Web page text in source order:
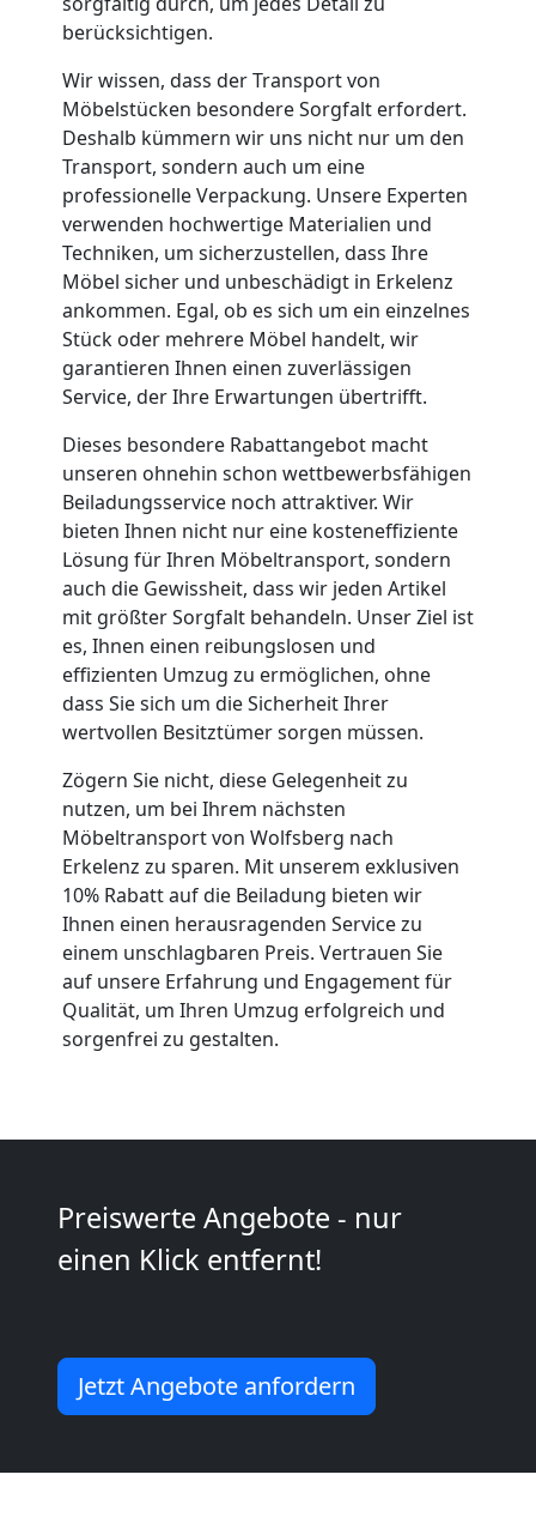
berücksichtigen.
Wir wissen, dass der Transport von
Möbelstücken besondere Sorgfalt erfordert.
Deshalb kümmern wir uns nicht nur um den
Transport, sondern auch um eine
professionelle Verpackung. Unsere Experten
verwenden hochwertige Materialien und
Techniken, um sicherzustellen, dass Ihre
Möbel sicher und unbeschädigt in Erkelenz
ankommen. Egal, ob es sich um ein einzelnes
Stück oder mehrere Möbel handelt, wir
garantieren Ihnen einen zuverlässigen
Service, der Ihre Erwartungen übertrifft.
Dieses besondere Rabattangebot macht
unseren ohnehin schon wettbewerbsfähigen
Beiladungsservice noch attraktiver. Wir
bieten Ihnen nicht nur eine kosteneffiziente
Lösung für Ihren Möbeltransport, sondern
auch die Gewissheit, dass wir jeden Artikel
mit größter Sorgfalt behandeln. Unser Ziel ist
es, Ihnen einen reibungslosen und
effizienten Umzug zu ermöglichen, ohne
dass Sie sich um die Sicherheit Ihrer
wertvollen Besitztümer sorgen müssen.
Zögern Sie nicht, diese Gelegenheit zu
nutzen, um bei Ihrem nächsten
Möbeltransport von Wolfsberg nach
Erkelenz zu sparen. Mit unserem exklusiven
10% Rabatt auf die Beiladung bieten wir
Ihnen einen herausragenden Service zu
einem unschlagbaren Preis. Vertrauen Sie
auf unsere Erfahrung und Engagement für
Qualität, um Ihren Umzug erfolgreich und
sorgenfrei zu gestalten.
Preiswerte Angebote - nur
einen Klick entfernt!
Jetzt Angebote anfordern
Wolfsberg
Umzug
und
Lagerung
Wolfsberg
Full-
Service-
Umzug
Wolfsberg
Qualitäts-
Umzüge
Wolfsberg
Vereinsumzug
Wolfsberg
Anfrage
Möbeltransport
National
International